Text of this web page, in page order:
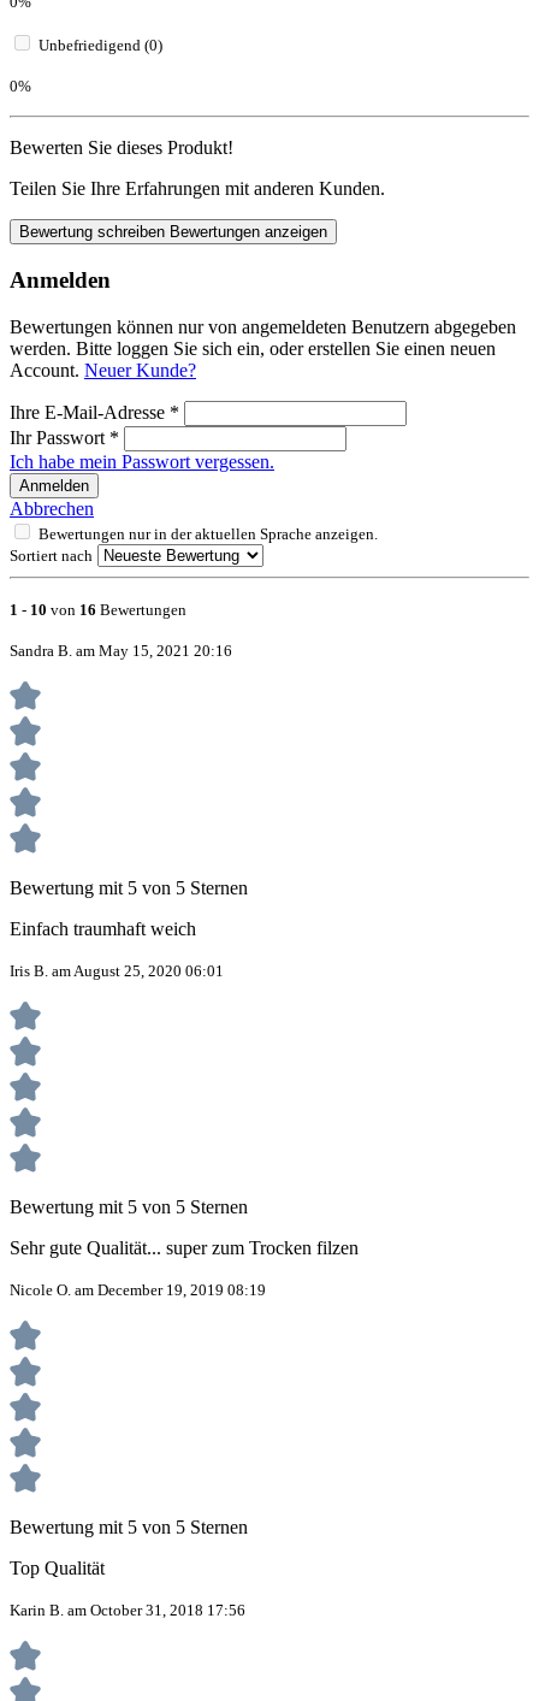
Unbefriedigend (0)
0%
Bewerten Sie dieses Produkt!
Teilen Sie Ihre Erfahrungen mit anderen Kunden.
Bewertung schreiben Bewertungen anzeigen
Anmelden
Bewertungen können nur von angemeldeten Benutzern abgegeben
werden. Bitte loggen Sie sich ein, oder erstellen Sie einen neuen
Account. Neuer Kunde?
Ihre E-Mail-Adresse *
Ihr Passwort *
Ich habe mein Passwort vergessen.
Anmelden
Abbrechen
Bewertungen nur in der aktuellen Sprache anzeigen.
Sortiert nach
1 - 10 von 16 Bewertungen
Sandra B. am May 15, 2021 20:16
Bewertung mit 5 von 5 Sternen
Einfach traumhaft weich
Iris B. am August 25, 2020 06:01
Bewertung mit 5 von 5 Sternen
Sehr gute Qualität... super zum Trocken filzen
Nicole O. am December 19, 2019 08:19
Bewertung mit 5 von 5 Sternen
Top Qualität
Karin B. am October 31, 2018 17:56